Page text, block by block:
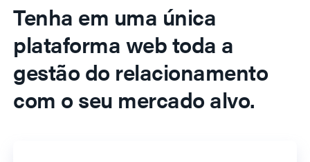
Tenha em uma única
plataforma web toda a
gestão do relacionamento
com o seu mercado alvo.